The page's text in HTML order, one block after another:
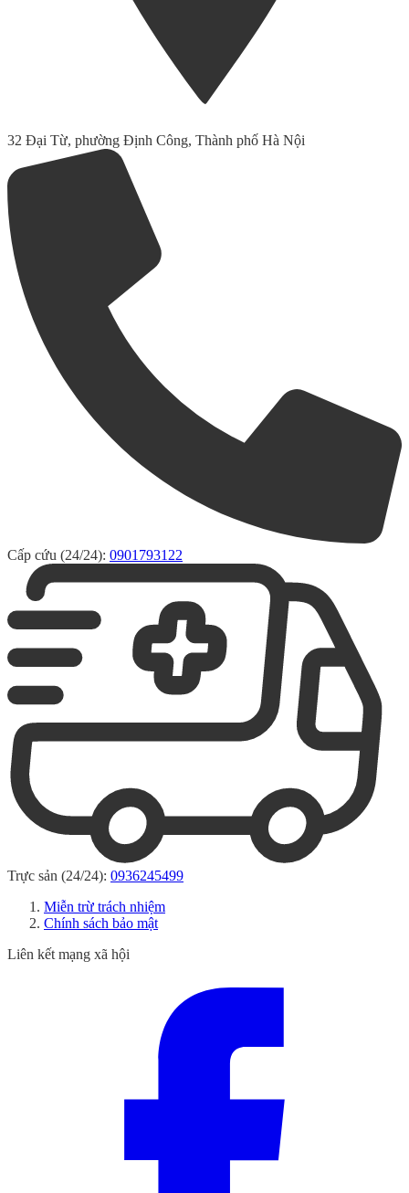
32 Đại Từ, phường Định Công, Thành phố Hà Nội
Cấp cứu (24/24): 0901793122
Trực sản (24/24): 0936245499
Miễn trừ trách nhiệm
Chính sách bảo mật
Liên kết mạng xã hội